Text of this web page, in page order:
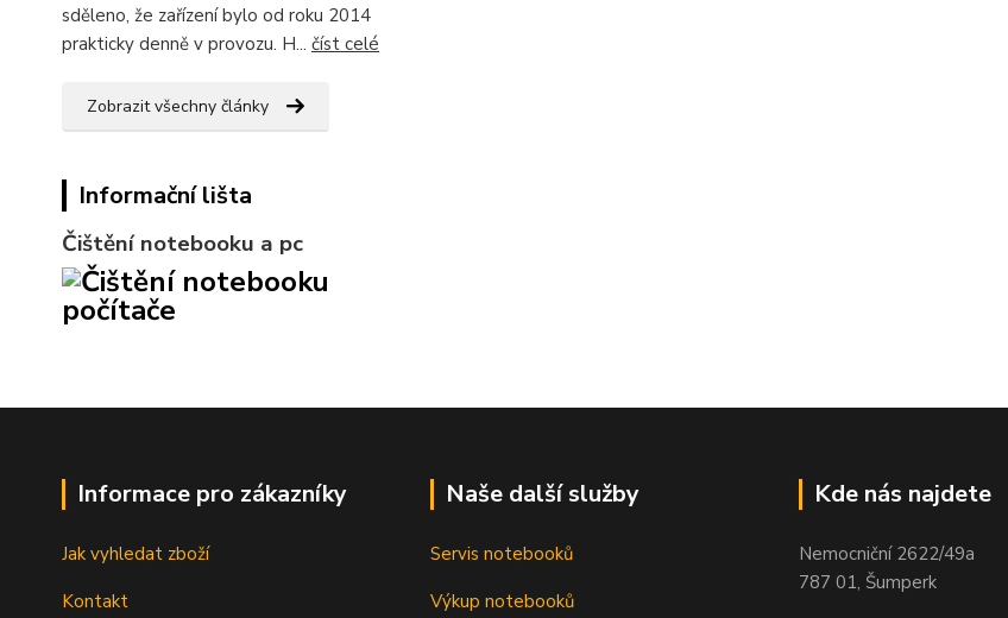
sděleno, že zařízení bylo od roku 2014
prakticky denně v provozu. H... číst celé
Zobrazit všechny články
Informační lišta
Čištění notebooku a pc
Informace pro zákazníky
Jak vyhledat zboží
Kontakt
Naše další služby
Servis notebooků
Výkup notebooků
Kde nás najdete
Nemocniční 2622/49a
787 01, Šumperk